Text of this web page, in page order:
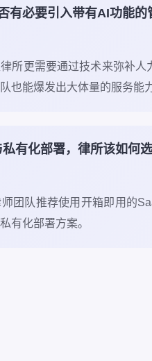
有必要引入带有AI功能的
所更需要通过技术来弥补
也能爆发出大体量的服务能力
有化部署，律所该如何选
团队推荐使用开箱即用的
有化部署方案。